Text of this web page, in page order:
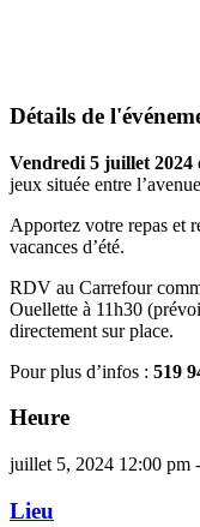
Détails de
Vendredi 5 juillet 2024
jeux située entre
Apportez votre repas et
vacances d’été.
RDV au Carrefour
Ouellette à 11h30
directement sur place.
Pour plus d’infos : 519
Heure
juillet 5, 2024 12:00 pm
Lieu